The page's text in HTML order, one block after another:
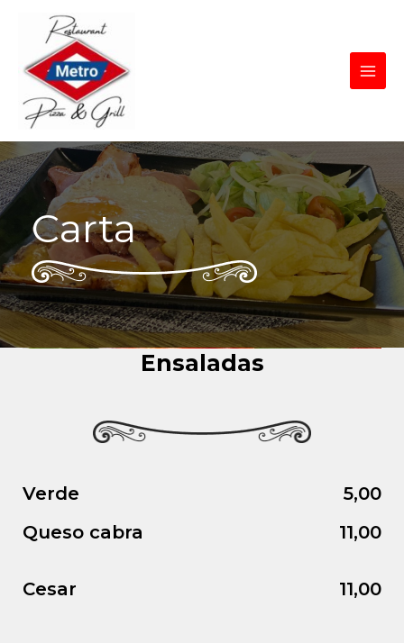
Carta
Ensaladas
Verde
5,00
Queso cabra
11,00
Cesar 11,00